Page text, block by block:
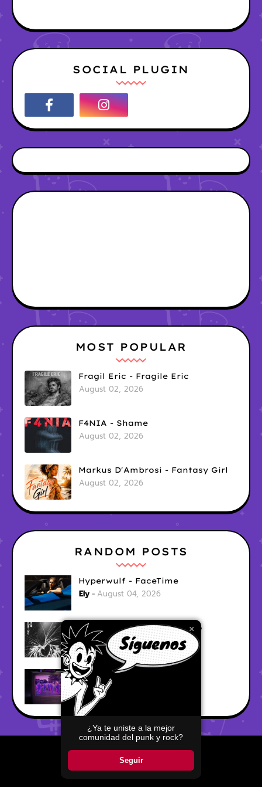
SOCIAL PLUGIN
×
¿Ya te uniste a la mejor
comunidad del punk y rock?
Seguir
MOST POPULAR
Fragil Eric - Fragile Eric
August 02, 2026
F4NIA - Shame
August 02, 2026
Markus D'Ambrosi - Fantasy Girl
August 02, 2026
RANDOM POSTS
Hyperwulf - FaceTime
Ely August 04, 2026
BARRACÜDA - Mar Adentro
Ely August 04, 2026
CabinTwelve - Doing Fine
Ely August 04, 2026
Copyright ©2026Pop Punkers